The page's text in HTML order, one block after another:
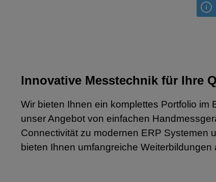
Innovative Messtechnik für Ihre
Wir bieten Ihnen ein komplettes Portfolio
unser Angebot von einfachen
Connectivität zu modernen ERP Systemen
bieten Ihnen umfangreiche